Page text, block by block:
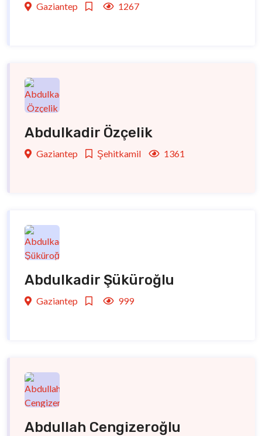
Gaziantep 1267
Abdulkadir Özçelik
Gaziantep Şehitkamil 1361
Abdulkadir Şüküroğlu
Gaziantep 999
Abdullah Cengizeroğlu